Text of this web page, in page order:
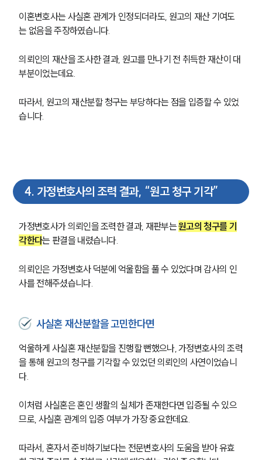
이혼변호사는 사실혼 관계가 인정되더라도, 원고의 재산 기여도
는 없음을 주장하였습니다.
의뢰인의 재산을 조사한 결과, 원고를 만나기 전 취득한 재산이 대
부분이었는데요.
따라서, 원고의 재산분할 청구는 부당하다는 점을 입증할 수 있었
습니다.
4. 가정변호사의 조력 결과, “원고 청구 기각”
가정변호사가 의뢰인을 조력한 결과, 재판부는 원고의 청구를 기
각한다는 판결을 내렸습니다.
의뢰인은 가정변호사 덕분에 억울함을 풀 수 있었다며 감사의 인
사를 전해주셨습니다.
사실혼 재산분할을 고민한다면
억울하게 사실혼 재산분할을 진행할 뻔했으나, 가정변호사의 조력
을 통해 원고의 청구를 기각할 수 있었던 의뢰인의 사연이었습니
다.
이처럼 사실혼은 혼인 생활의 실체가 존재한다면 입증될 수 있으
므로, 사실혼 관계의 입증 여부가 가장 중요한데요.
따라서, 혼자서 준비하기보다는 전문변호사의 도움을 받아 유효